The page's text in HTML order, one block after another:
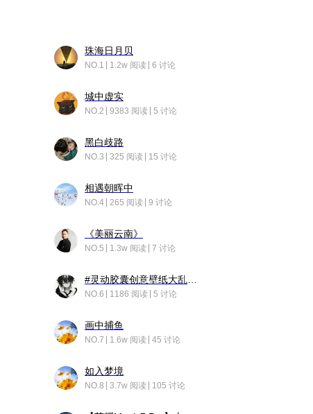
珠海日月贝
NO.1 1.2w 阅读 6 讨论
城中虚实
NO.2 9383 阅读 5 讨论
黑白歧路
NO.3 325 阅读 15 讨论
相遇朝晖中
NO.4 265 阅读 9 讨论
《美丽云南》
NO.5 1.3w 阅读 7 讨论
NO.6 1186 阅读 5 讨论
画中捕鱼
NO.7 1.6w 阅读 45 讨论
如入梦境
NO.8 3.7w 阅读 105 讨论